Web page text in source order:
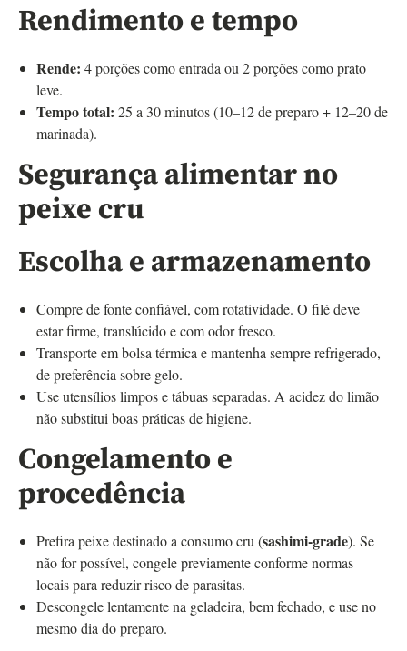
Rendimento e tempo
Rende: 4 porções como entrada ou 2 porções como prato
leve.
Tempo total: 25 a 30 minutos (10–12 de preparo + 12–20 de
marinada).
Segurança alimentar no
peixe cru
Escolha e armazenamento
Compre de fonte confiável, com rotatividade. O filé deve
estar firme, translúcido e com odor fresco.
Transporte em bolsa térmica e mantenha sempre refrigerado,
de preferência sobre gelo.
Use utensílios limpos e tábuas separadas. A acidez do limão
não substitui boas práticas de higiene.
Congelamento e
procedência
Prefira peixe destinado a consumo cru (sashimi‑grade). Se
não for possível, congele previamente conforme normas
locais para reduzir risco de parasitas.
Descongele lentamente na geladeira, bem fechado, e use no
mesmo dia do preparo.